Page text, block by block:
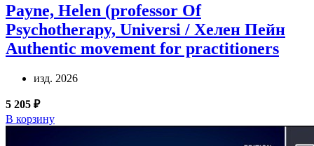
Payne, Helen (professor Of
Psychotherapy, Universi / Хелен Пейн
Authentic movement for practitioners
изд. 2026
5 205 ₽
В корзину